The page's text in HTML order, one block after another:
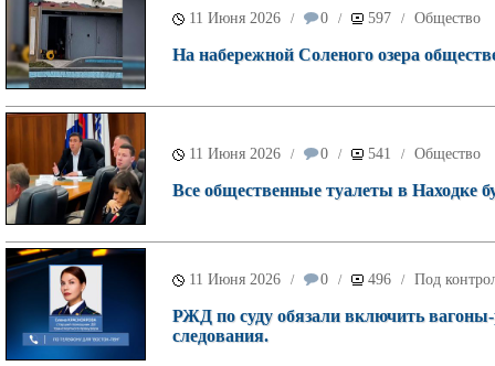
11 Июня 2026 / 0 / 597 / Общество
На набережной Соленого озера
11 Июня 2026 / 0 / 541 / Общество
Все общественные туалеты в Находке
11 Июня 2026 / 0 / 496 / Под
РЖД по суду обязали включить вагоны-
следования.